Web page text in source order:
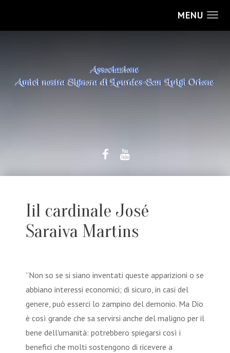
MENU
Iil cardinale José
Saraiva Martins
“Non so se si siano inventati queste apparizioni o se
abbiano interessi economici; di sicuro, in casi del
genere, può esserci lo zampino del demonio. Ma Dio
è così grande che sa servirsi anche del maligno per il
bene dell'umanità: potrebbero spiegarsi così i
benefici che molti sostengono di ricevere a